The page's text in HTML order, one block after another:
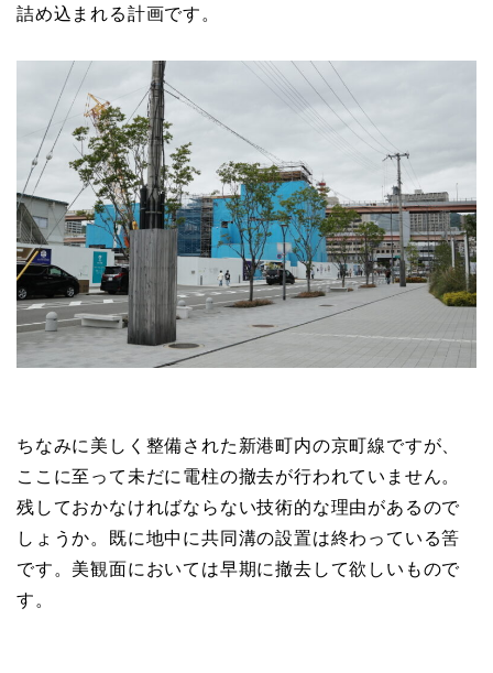
詰め込まれる計画です。
ちなみに美しく整備された新港町内の京町線ですが、
ここに至って未だに電柱の撤去が行われていません。
残しておかなければならない技術的な理由があるので
しょうか。既に地中に共同溝の設置は終わっている筈
です。美観面においては早期に撤去して欲しいもので
す。